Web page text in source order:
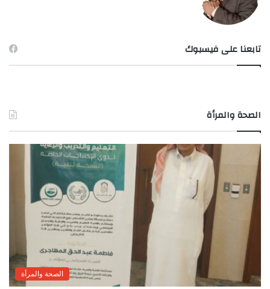
تابعنا على فيسبوك
الصحة والمرأة
الصحة والمرأة